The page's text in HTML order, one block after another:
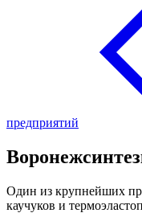
предприятий
Один из крупнейших
каучуков и